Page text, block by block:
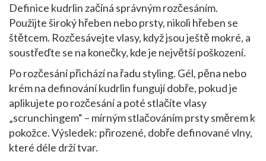
Definice kudrlin začíná správným rozčesáním.
Použijte široký hřeben nebo prsty, nikoli hřeben se
štětcem. Rozčesávejte vlasy, když jsou ještě mokré, a
soustřeďte se na konečky, kde je největší poškození.
Po rozčesání přichází na řadu styling. Gél, pěna nebo
krém na definování kudrlin fungují dobře, pokud je
aplikujete po rozčesání a poté stlačíte vlasy
„scrunchingem“ – mírným stlačováním prsty směrem k
pokožce. Výsledek: přirozené, dobře definované vlny,
které déle drží tvar.